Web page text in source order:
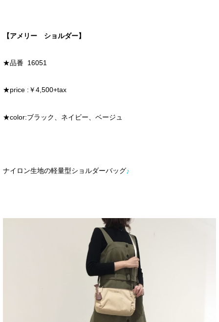
【アメリー ショルダー】
★品番 16051
★price : ￥4,500+tax
★color:ブラック、ネイビー、ベージュ
ナイロン生地の軽量型ショルダーバッグ♪